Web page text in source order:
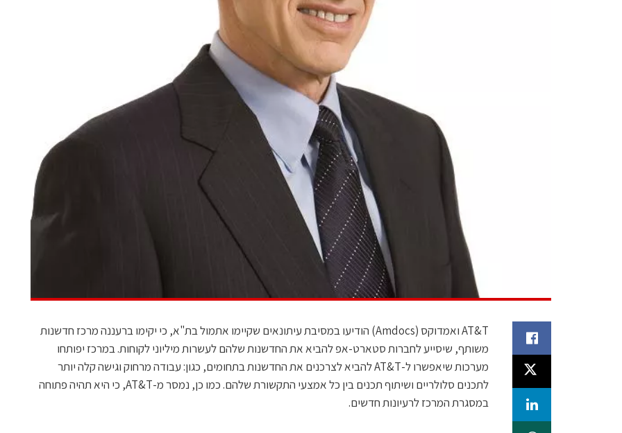
AT&T ואמדוקס (Amdocs) הודיעו במסיבת עיתונאים שקיימו אתמול בת"א, כי יקימו ברעננה מרכז חדשנות
משותף, שיסייע לחברות סטארט-אפ להביא את החדשנות שלהם לעשרות מיליוני לקוחות. במרכז יפותחו
מערכות שיאפשרו ל-AT&T להביא לצרכנים את החדשנות בתחומים, כגון: עבודה מרחוק וגישה קלה יותר
לתכנים סלולריים ושיתוף תכנים בין כל אמצעי התקשורת שלהם. כמו כן, נמסר מ-AT&T, כי היא תהיה פתוחה
במסגרת המרכז לרעיונות חדשים.